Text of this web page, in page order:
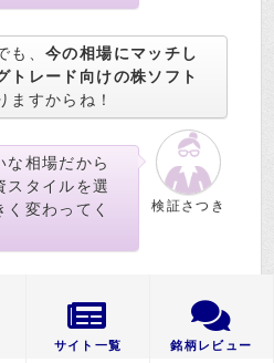
も、今の相場にマッチし
トレード向けの株ソフト
ますからね！
検証さつき
な相場だから
スタイルを選
変わってく
サイト一覧 銘柄レビュー